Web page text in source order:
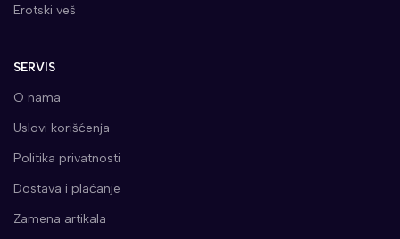
Erotski veš
SERVIS
O nama
Uslovi korišćenja
Politika privatnosti
Dostava i plaćanje
Zamena artikala